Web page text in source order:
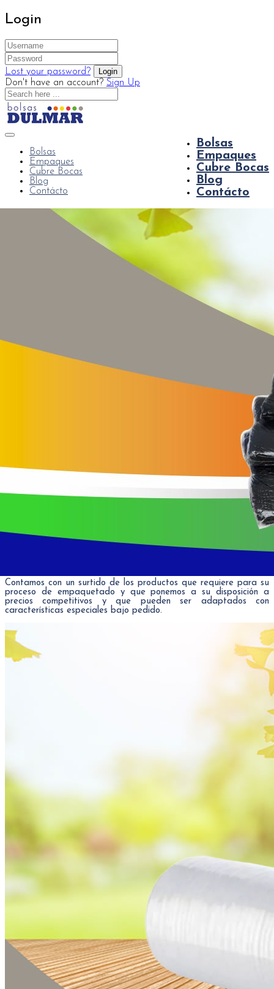
Login
Lost your password?
Don't have an account? Sign Up
Bolsas
Empaques
Cubre Bocas
Blog
Contácto
Bolsas
Empaques
Cubre Bocas
Blog
Contácto
EMPACADO
Contamos con un surtido de los productos que requiere para su
proceso de empaquetado y que ponemos a su disposición a
precios competitivos y que pueden ser adaptados con
características especiales bajo pedido.